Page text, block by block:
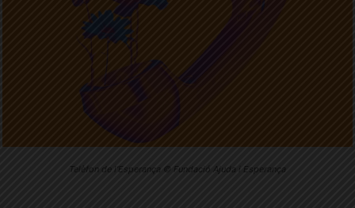
Telèfon de l'Esperança © Fundació Ajuda i Esperança